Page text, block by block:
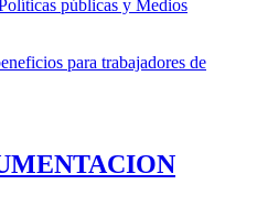
públicas y Medios
para trabajadores de